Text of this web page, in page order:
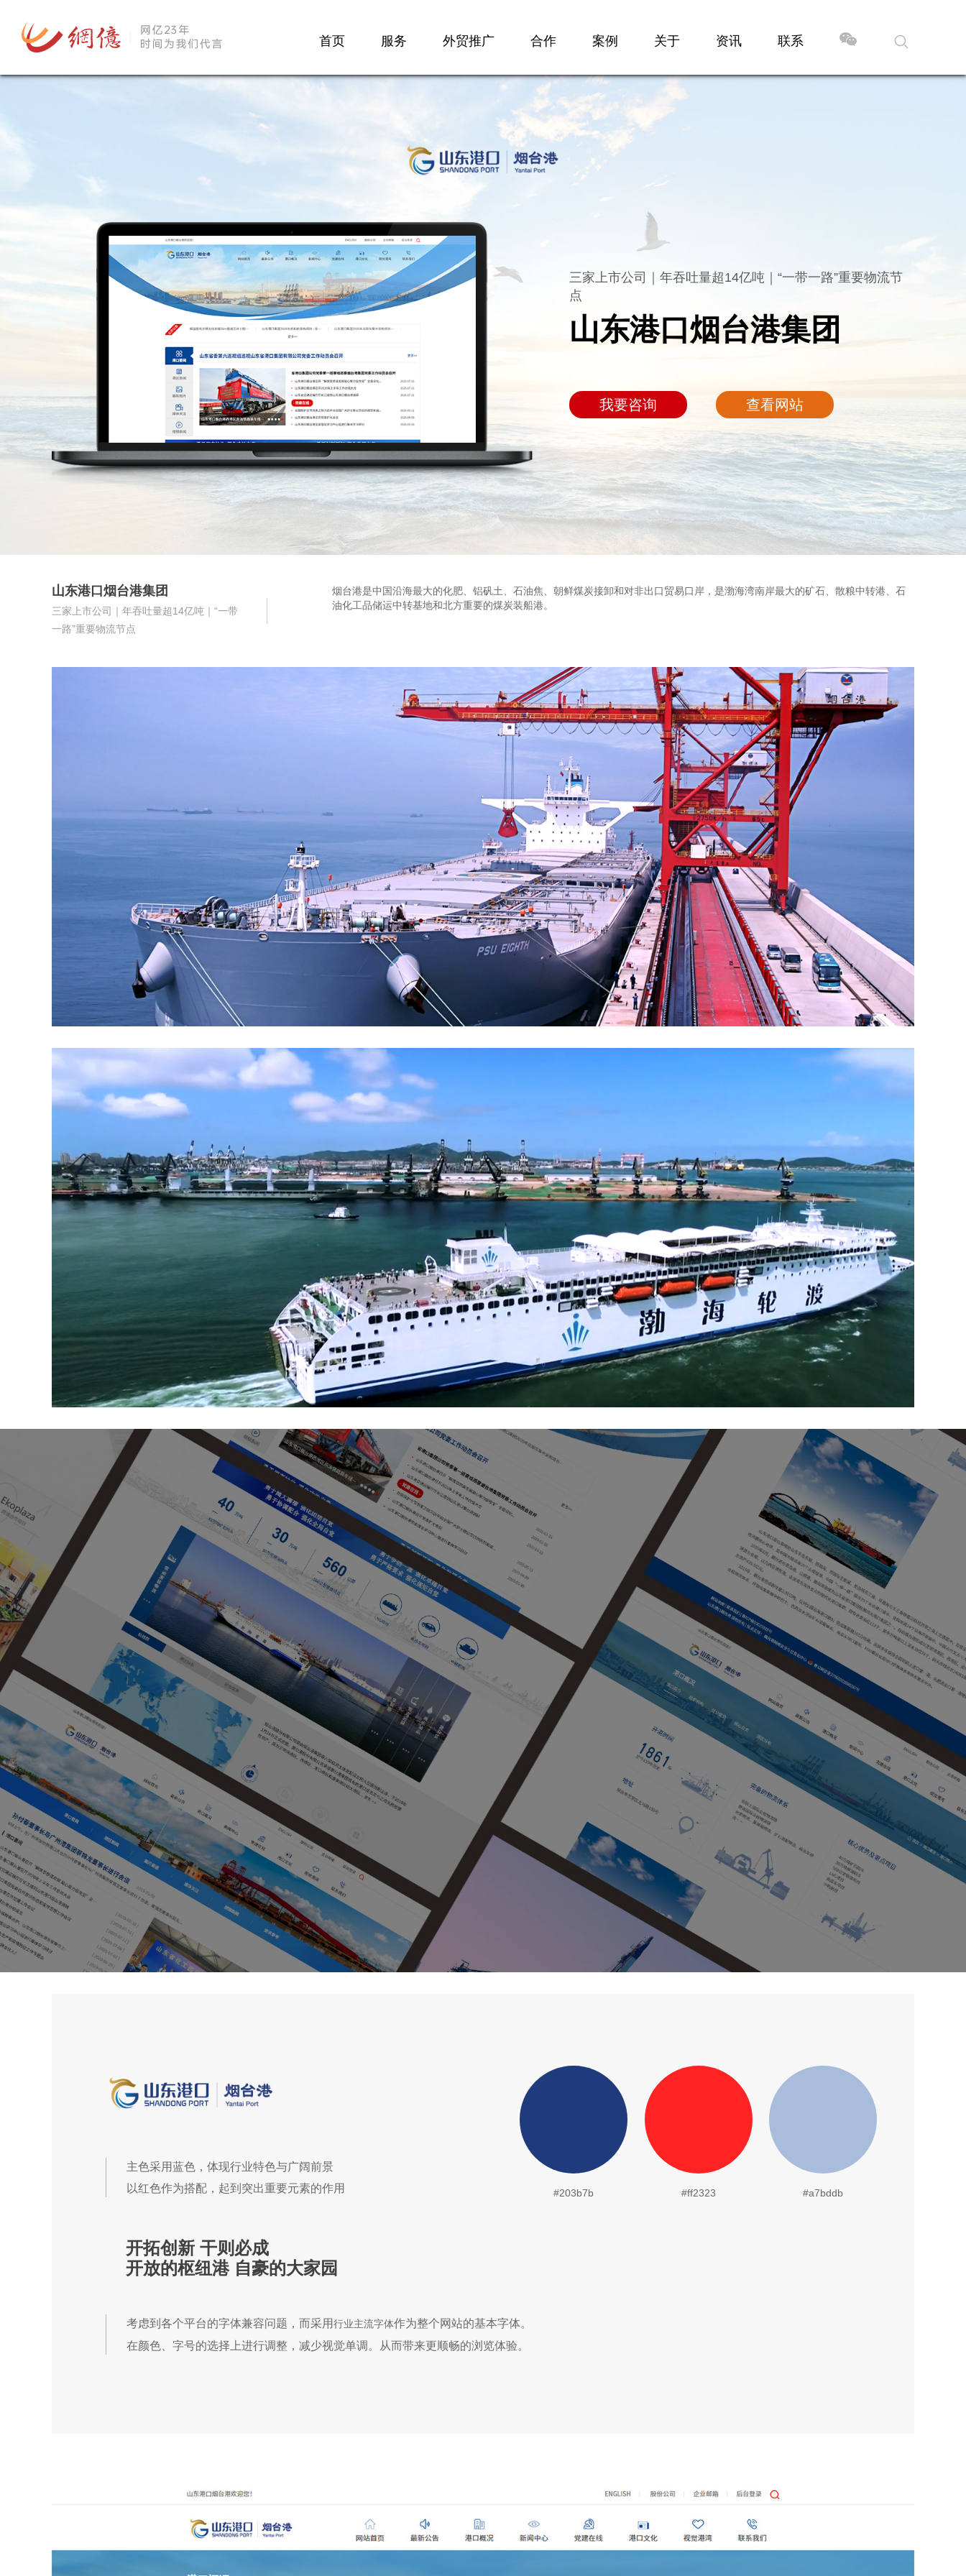
首页 服务 外贸推广 合作 案例 关于 资讯 联系
三家上市公司｜年吞吐量超14亿吨｜“一带一路”重要物流节
点
山东港口烟台港集团
我要咨询 查看网站
山东港口烟台港集团
三家上市公司｜年吞吐量超14亿吨｜“一带
一路”重要物流节点
烟台港是中国沿海最大的化肥、铝矾土、石油焦、朝鲜煤炭接卸和对非出口贸易口岸，是渤海湾南岸最大的矿石、散粮中转港、石
油化工品储运中转基地和北方重要的煤炭装船港。
主色采用蓝色，体现行业特色与广阔前景
以红色作为搭配，起到突出重要元素的作用
#203b7b #ff2323 #a7bddb
开拓创新 干则必成
开放的枢纽港 自豪的大家园
考虑到各个平台的字体兼容问题，而采用行业主流字体作为整个网站的基本字体。
在颜色、字号的选择上进行调整，减少视觉单调。从而带来更顺畅的浏览体验。